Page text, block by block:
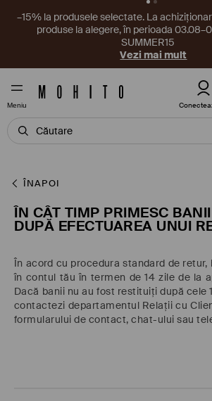
Un nou cupon te așteaptă în aplicație! Ia-
Descarcă aplicația
Meniu
ÎNAPOI
ÎN CÂT TIMP PRIMESC
DUPĂ EFECTUAREA UNUI
În acord cu procedura standard de
în contul tău în termen de 14 zile de la
Dacă banii nu au fost restituiți după cele
contactezi departamentul Relații cu
formularului de contact, chat-ului sau